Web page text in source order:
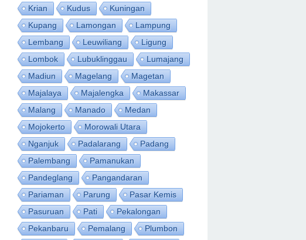
Krian
Kudus
Kuningan
Kupang
Lamongan
Lampung
Lembang
Leuwiliang
Ligung
Lombok
Lubuklinggau
Lumajang
Madiun
Magelang
Magetan
Majalaya
Majalengka
Makassar
Malang
Manado
Medan
Mojokerto
Morowali Utara
Nganjuk
Padalarang
Padang
Palembang
Pamanukan
Pandeglang
Pangandaran
Pariaman
Parung
Pasar Kemis
Pasuruan
Pati
Pekalongan
Pekanbaru
Pemalang
Plumbon